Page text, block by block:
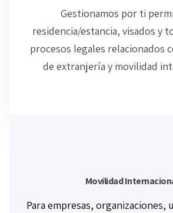
Gestionamos por ti
residencia/estancia, visados y
procesos legales relacionados
de extranjería y movilidad
Movilidad
Para empresas, organizaciones,